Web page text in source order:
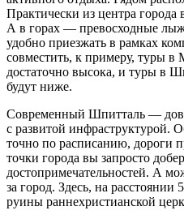
Практически из центра города
А в горах — превосходные
удобно приезжать в рамках
совместить, к примеру, туры
достаточно высока, и туры в
будут ниже.
Современный Шпитталь —
с развитой инфраструктурой.
точно по расписанию, дороги
точки города вы запросто
достопримечательностей. А
за город. Здесь, на расстоянии
руины раннехристианской